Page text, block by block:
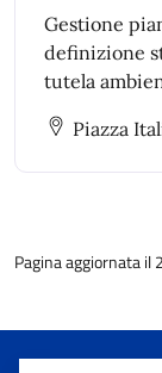
Gestione
definizione
tutela
urbanistici,
Piazza
Pagina aggiornata